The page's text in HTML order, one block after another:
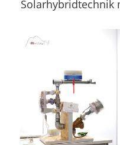
Solarhybridtechnik